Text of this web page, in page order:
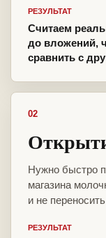
РЕЗУЛЬТАТ
Считаем
до вложений,
сравнить с
02
Нужно быстро
магазина
и не
РЕЗУЛЬТАТ